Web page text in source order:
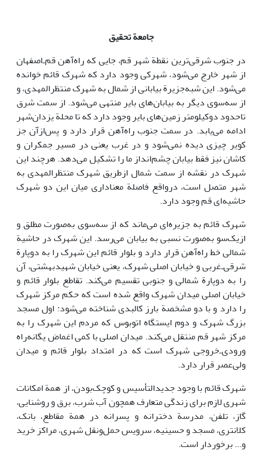
جامعة تحقیق
در جنوب شرقی‌ترین نقطة شهر قم، جایی که راه‌آهن قم‌ـ‌اصفهان
از شهر خارج می‌شود، شهرکی وجود دارد که شهرک قائم خوانده
می‌شود. این شبه‌جزیرة بیابانی از شمال به شهرک منتظرالمهدی، و
از سه‌سوی دیگر به بیابان‌های بایر منتهی می‌شود. از سمت شرق
تاحدود دوکیلومتر زمین‌های بایر وجود دارد که تا محلة یزدان‌شهر
ادامه می‌یابد. در سمت جنوب راه‌آهن قرار دارد و پس‌ازآن جز
کویر چیزی دیده نمی‌شود و در غرب یعنی در مسیر جمکران و
کاشان نیز فقط بیابان چشم‌انداز ما را تشکیل می‌دهد. هرچند این
شهرک در نقشه از سمت شمال ازطریق شهرک منتظرالمهدی به
شهر متصل است، درواقع فاصلة معناداری میان این دو شهرک
حاشیه‌ای قم وجود دارد.
شهرک قائم به جزیره‌ای می‌ماند که از سه‌سوی به‌صورت مطلق و
ازیک‌سو به‌صورت نسبی به بیابان می‌رسد. این شهرک در حاشیة
شمالی خط راه‌آهن قرار دارد و بلوار قائم این شهرک را به دوپارة
شرقی‌ـ‌غربی و خیابان اصلی شهرک، یعنی خیابان شهیدبهشتی، آن
را به دوپارة شمالی و جنوبی تقسیم می‌کند. تقاطع بلوار قائم و
خیابان اصلی میدان شهرک واقع شده است که حکم مرکز شهرک
را دارد و با دو مشخصة بارز کالبدی شناخته می‌شود: اول مسجد
بزرگ شهرک و دوم ایستگاه اتوبوس که مردم این شهرک را به
مرکز شهر قم منتقل می‌کند. میدان اصلی با کمی اغماض یگانه‌راه
ورودی‌ـ‌خروجی شهرک است که در امتداد بلوار قائم و میدان
ولی‌عصر قرار دارد.
شهرک قائم با وجود جدیدالتأسیس و کوچک‌بودن، از همة امکانات
شهری لازم برای زندگی متعارف همچون آب شرب، برق و روشنایی،
گاز، تلفن، مدرسة دخترانه و پسرانه در همة مقاطع، بانک،
کلانتری، مسجد و حسینیه، سرویس حمل‌ونقل شهری، مراکز خرید
و... برخوردار است.